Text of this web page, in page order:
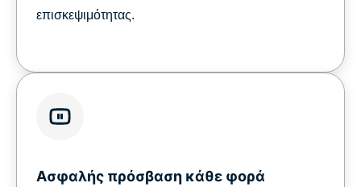
επισκεψιμότητας.
Ασφαλής πρόσβαση κάθε φορά